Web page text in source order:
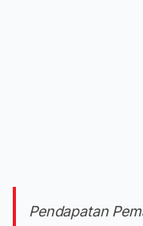
Pendapatan